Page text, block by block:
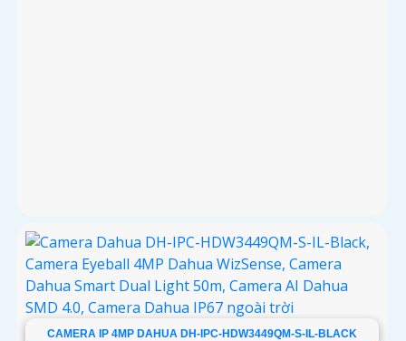
CAMERA IP 4MP DAHUA DH-IPC-HDW3449QM-S-IL-BLACK